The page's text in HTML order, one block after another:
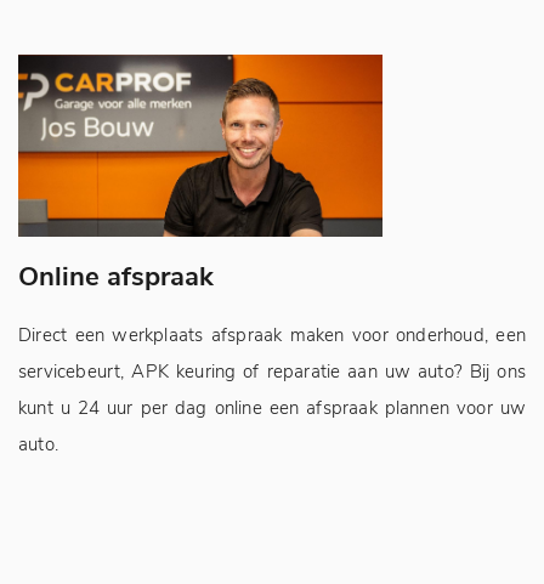
Online afspraak
Direct een werkplaats afspraak maken voor onderhoud, een
servicebeurt, APK keuring of reparatie aan uw auto? Bij ons
kunt u 24 uur per dag online een afspraak plannen voor uw
auto.